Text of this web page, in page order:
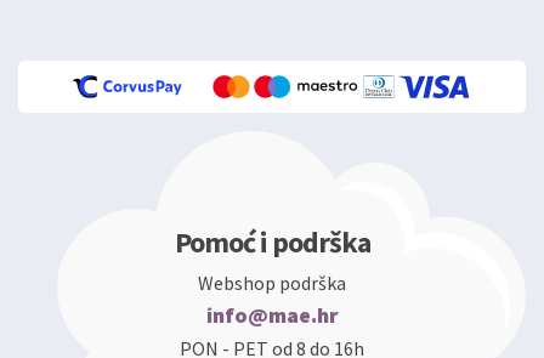
Pomoć i podrška
Webshop podrška
info@mae.hr
PON - PET od 8 do 16h